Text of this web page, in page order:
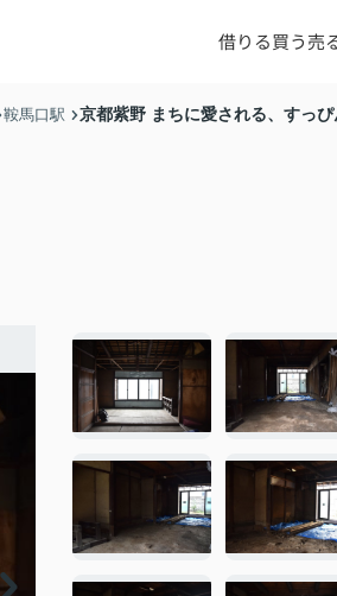
借りる買う売
鞍馬口駅 京都紫野 まちに愛される、すっ